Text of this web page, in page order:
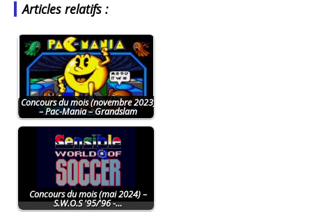
Articles relatifs :
Concours du mois (novembre 2023)
– Pac-Mania – Grandslam
Concours du mois (mai 2024) –
S.W.O.S '95/'96 -…